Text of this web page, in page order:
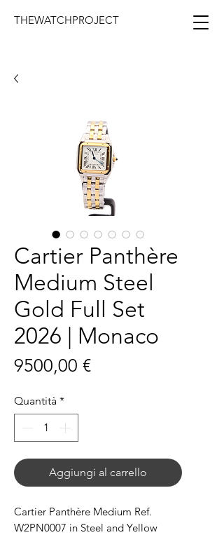
THEWATCHPROJECT
Cartier Panthère
Medium Steel
Gold Full Set
2026 | Monaco
9500,00 €Prezzo
Quantità *
Aggiungi al carrello
Cartier Panthère Medium Ref.
W2PN0007 in Steel and Yellow